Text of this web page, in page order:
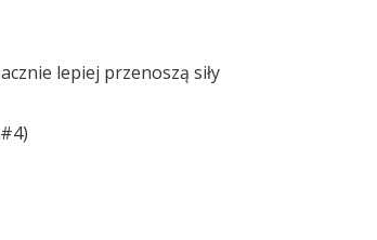
lepiej przenoszą siły